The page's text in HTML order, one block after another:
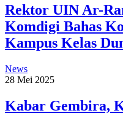
Rektor UIN Ar-
Komdigi Bahas
Kampus Kelas
News
28 Mei 2025
Kabar Gembira,